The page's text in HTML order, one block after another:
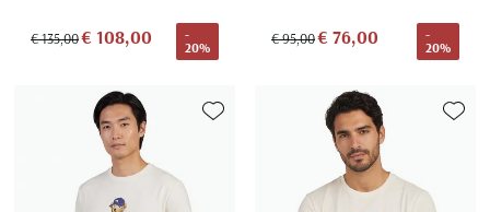
€ 135,00€ 108,00
-
20%
€ 95,00€ 76,00
-
20%
Toevoegen aan favorieten